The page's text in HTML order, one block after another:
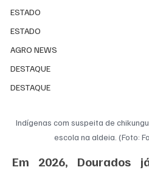
ESTADO
ESTADO
AGRO NEWS
DESTAQUE
DESTAQUE
Indígenas com suspeita de
escola na aldeia. (Foto:
Em 2026, Dourados